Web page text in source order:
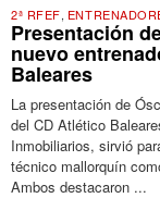
2ª RFEF,
Presentación
nuevo
Baleares
La presentación de
del CD Atlético
Inmobiliarios, sirvió
técnico mallorquín
Ambos destacaron ...